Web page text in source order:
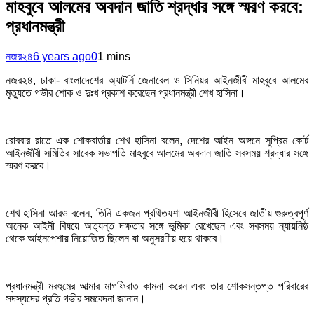
মাহবুবে আলমের অবদান জাতি শ্রদ্ধার সঙ্গে স্মরণ করবে:
প্রধানমন্ত্রী
নজর২৪6 years ago01 mins
নজর২৪, ঢাকা- বাংলাদেশের অ্যাটর্নি জেনারেল ও সিনিয়র আইনজীবী মাহবুবে আলমের
মৃত্যুতে গভীর শোক ও দুঃখ প্রকাশ করেছেন প্রধানমন্ত্রী শেখ হাসিনা।
রোববার রাতে এক শোকবার্তায় শেখ হাসিনা বলেন, দেশের আইন অঙ্গনে সুপ্রিম কোর্ট
আইনজীবী সমিতির সাবেক সভাপতি মাহবুবে আলমের অবদান জাতি সবসময় শ্রদ্ধার সঙ্গে
স্মরণ করবে।
শেখ হাসিনা আরও বলেন, তিনি একজন প্রথিতযশা আইনজীবী হিসেবে জাতীয় গুরুত্বপূর্ণ
অনেক আইনী বিষয়ে অত্যন্ত দক্ষতার সঙ্গে ভূমিকা রেখেছেন এবং সবসময় ন্যায়নিষ্ঠ
থেকে আইনপেশায় নিয়োজিত ছিলেন যা অনুসরণীয় হয়ে থাকবে।
প্রধানমন্ত্রী মরহুমের আত্মার মাগফিরাত কামনা করেন এবং তার শোকসন্তপ্ত পরিবারের
সদস্যদের প্রতি গভীর সমবেদনা জানান।